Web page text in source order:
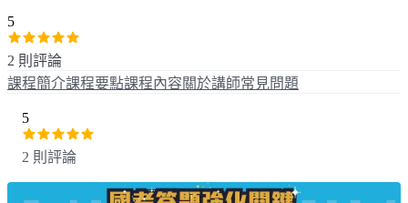
5
2 則評論
課程簡介課程要點課程內容關於講師常見問題
5
2 則評論